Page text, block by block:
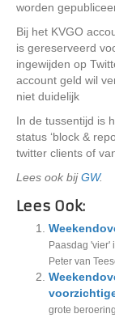
worden
Bij het KVGO
is gereserveerd
ingewijden op
account geld wil
niet duidelijk
In de tussentijd is
status ‘block &
twitter clients of
Lees ook bijGW.
Lees Ook:
Paasdag 'vier'
Peter van
grote